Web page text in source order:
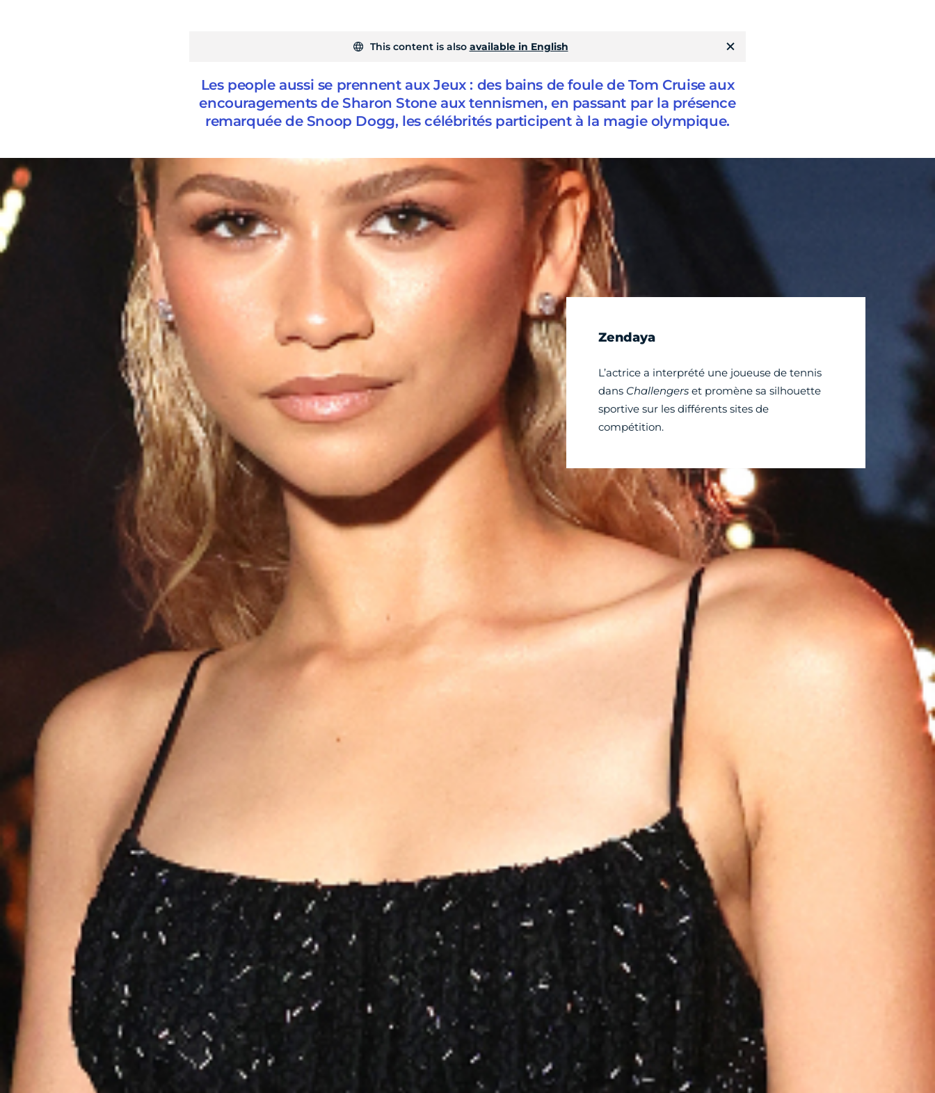
This content is also available in English
Les people aussi se prennent aux Jeux : des bains de foule de Tom Cruise aux
encouragements de Sharon Stone aux tennismen, en passant par la présence
remarquée de Snoop Dogg, les célébrités participent à la magie olympique.
Zendaya
L’actrice a interprété une joueuse de tennis
dans Challengers et promène sa silhouette
sportive sur les différents sites de
compétition.